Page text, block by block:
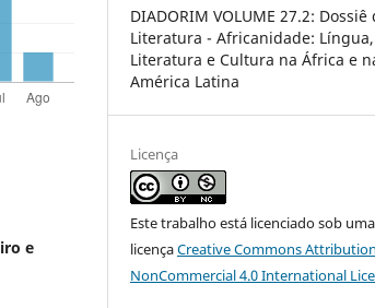
e
DIADORIM VOLUME 27.2: Dossiê
Literatura - Africanidade: Língua,
Literatura e Cultura na África e
América Latina
Licença
Este trabalho está licenciado sob uma
licençaCreative Commons
NonCommercial 4.0 International